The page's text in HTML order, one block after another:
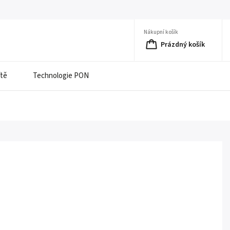
Nákupní košík
Prázdný košík
Technologie PON